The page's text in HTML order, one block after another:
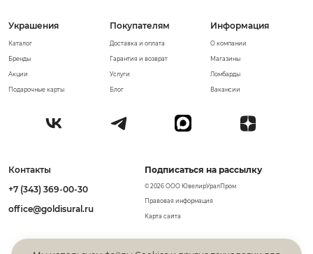
Информация
О компании
Магазины
Ломбарды
Вакансии
Украшения
Каталог
Бренды
Акции
Подарочные карты
Покупателям
Доставка и оплата
Гарантия и возврат
Услуги
Блог
Контакты
+7 (343) 369-00-30
office@goldisural.ru
Подписаться на рассылку
© 2026 ООО ЮвелирУралПром
Правовая информация
Карта сайта